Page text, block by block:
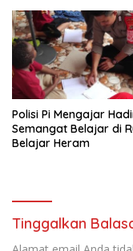
Polisi Pi Mengajar
Semangat Belajar di
Belajar Heram
Tinggalkan